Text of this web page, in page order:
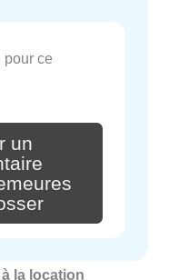
pour ce
un
la location